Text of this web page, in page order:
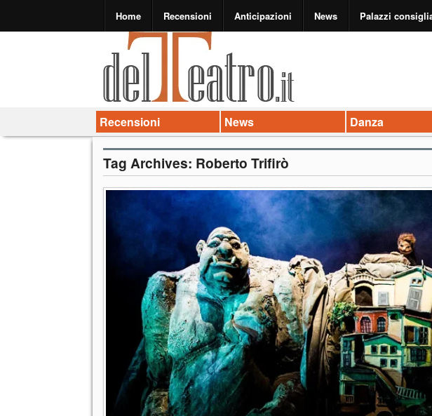
Home Recensioni Anticipazioni News Palazzi
Recensioni News Danza
Tag Archives: Roberto Trifirò